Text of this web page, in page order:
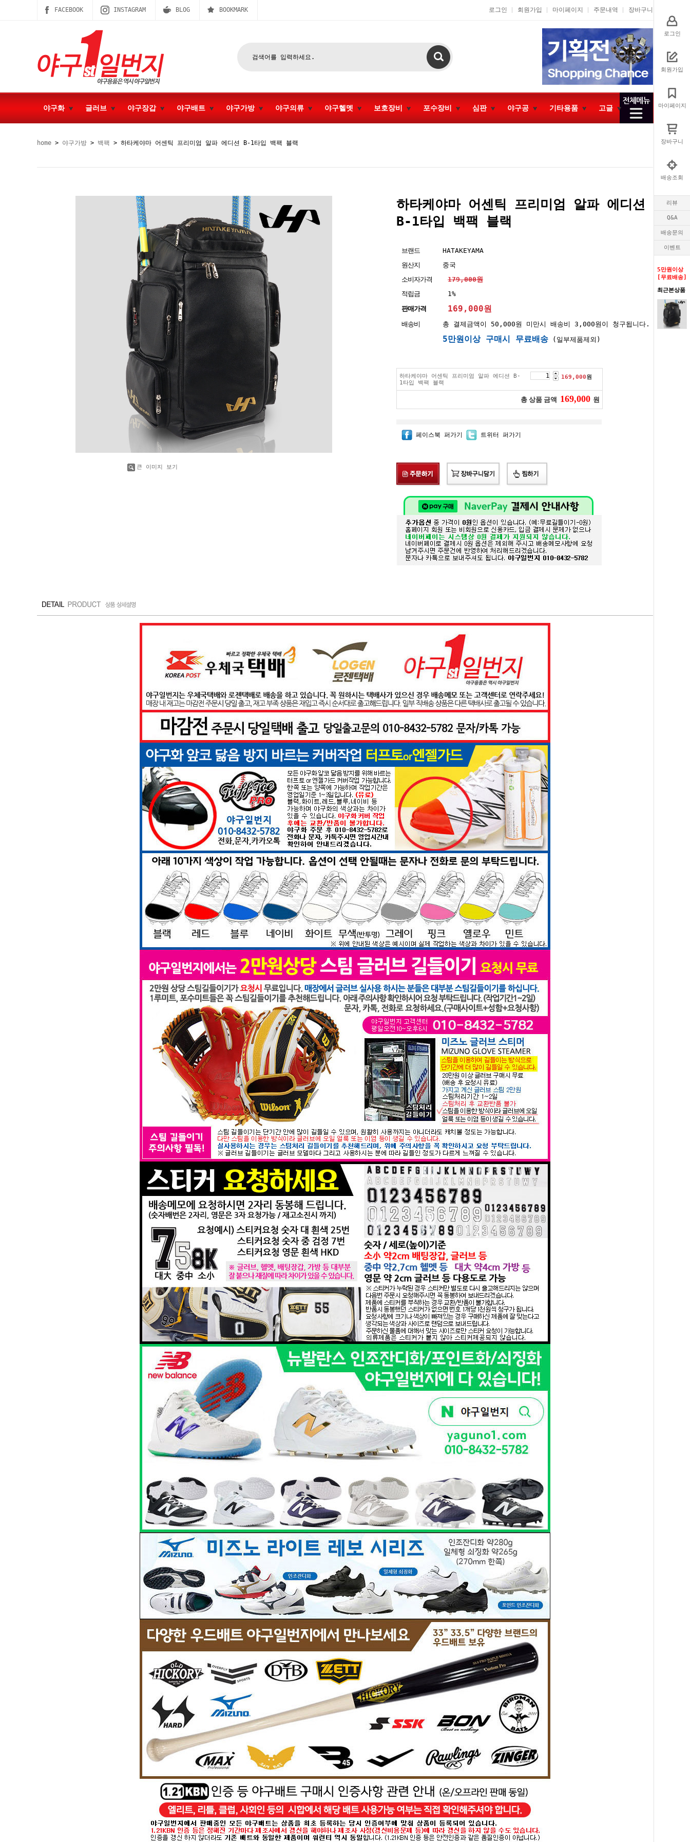
로그인
회원가입
마이페이지
장바구니
배송조회
리뷰
Q&A
배송문의
이벤트
5만원이상
[무료배송]
최근본상품
FACEBOOK INSTAGRAM BLOG BOOKMARK 로그인 회원가입 마이페이지 주문내역 장바구니
야구화 글러브 야구장갑 야구배트 야구가방 야구의류 야구헬멧 보호장비 포수장비 심판 야구공 기타용품 고글
home > 야구가방 > 백팩 > 하타케야마 어센틱 프리미엄 알파 에디션 B-1타입 백팩 블랙
큰 이미지 보기
하타케야마 어센틱 프리미엄 알파 에디션
B-1타입 백팩 블랙
브랜드
HATAKEYAMA
원산지
중국
소비자가격
179,000원
적립금
1%
판매가격
169,000원
배송비 총 결제금액이 50,000원 미만시 배송비 3,000원이 청구됩니다.
5만원이상 구매시 무료배송 (일부제품제외)
하타케야마 어센틱 프리미엄 알파 에디션 B-
1타입 백팩 블랙
169,000원
총 상품 금액 169,000 원
페이스북 퍼가기 트위터 퍼가기